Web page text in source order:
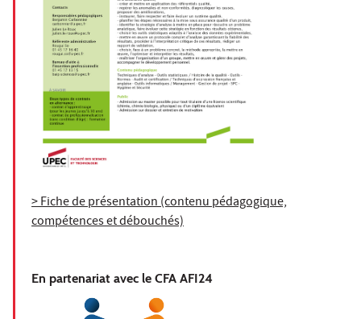
> Fiche de présentation (contenu pédagogique,
compétences et débouchés)
En partenariat avec le CFA AFI24